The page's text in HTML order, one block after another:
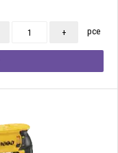
+ pce